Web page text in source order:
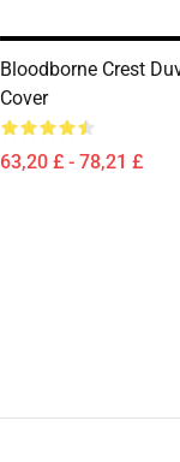
Bloodborne Crest
Cover
63,20 £ - 78,21 £